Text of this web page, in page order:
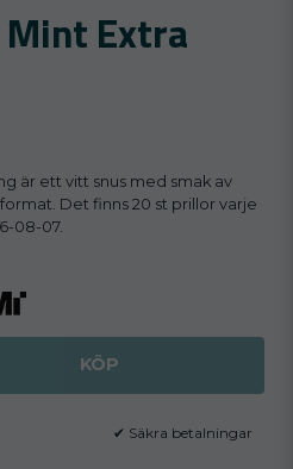
Mint Extra
är ett vitt snus med smak av
Det finns 20 st prillor varje
08-07.
KÖP
✔ Säkra betalningar